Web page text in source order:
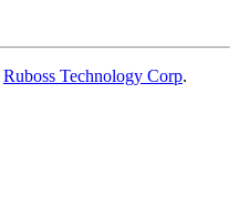
Ruboss Technology Corp.